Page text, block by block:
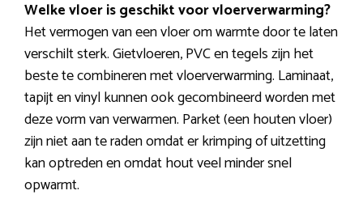
Welke vloer is geschikt voor vloerverwarming?
Het vermogen van een vloer om warmte door te laten
verschilt sterk. Gietvloeren, PVC en tegels zijn het
beste te combineren met vloerverwarming. Laminaat,
tapijt en vinyl kunnen ook gecombineerd worden met
deze vorm van verwarmen. Parket (een houten vloer)
zijn niet aan te raden omdat er krimping of uitzetting
kan optreden en omdat hout veel minder snel
opwarmt.